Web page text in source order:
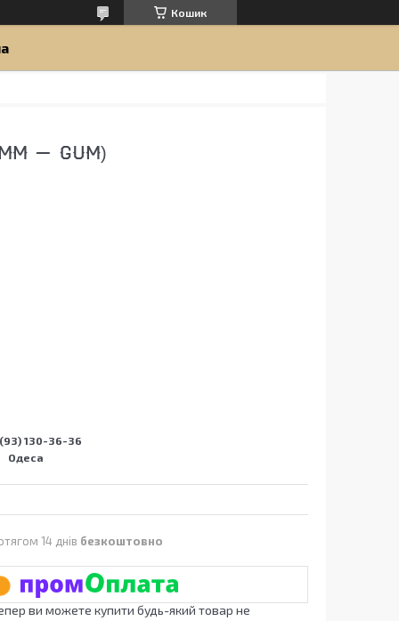
Кошик
— GUM)
130-36-36
Одеса
14 днів безкоштовно
ви можете купити будь-який товар не